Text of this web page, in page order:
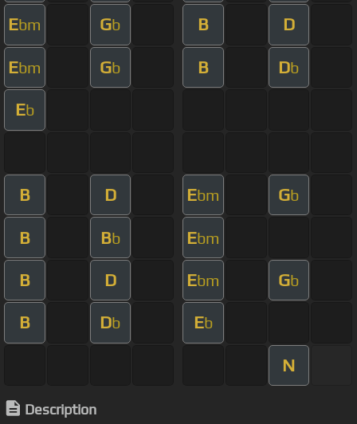
Ebm Gb B D
Ebm Gb B Db
Eb
B D Ebm Gb
B Bb Ebm
B D Ebm Gb
B Db Eb
N
Description